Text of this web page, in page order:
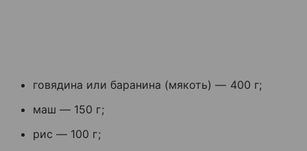
говядина или баранина (мякоть) — 400 г;
маш — 150 г;
рис — 100 г;